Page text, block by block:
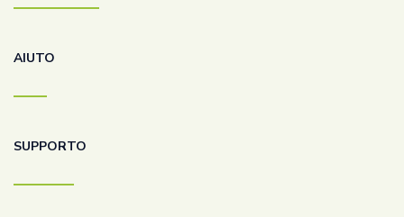
AIUTO
SUPPORTO